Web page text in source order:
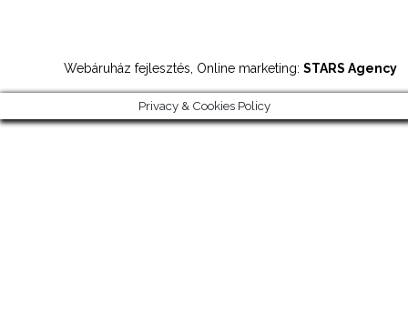
Webáruház fejlesztés, Online marketing: STARS Agency
Privacy & Cookies Policy